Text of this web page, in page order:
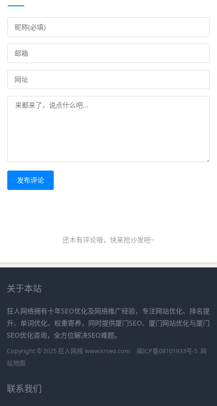
发布评论
还木有评论哦，快来抢沙发吧~
关于本站
狂人网络拥有十年SEO优化及网络推广经验，专注网站优化、排名提
升、单词优化、权重寄养，同时提供厦门SEO、厦门网站优化与厦门
SEO优化咨询，全方位解决SEO难题。
Copyright © 2025 狂人网络 www.krseo.com 闽ICP备08101933号-5 网
站地图
联系我们